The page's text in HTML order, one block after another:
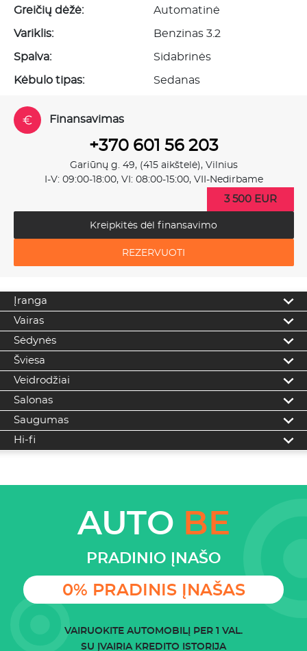
Greičių dėžė: Automatinė
Variklis: Benzinas 3.2
Spalva: Sidabrinės
Kėbulo tipas: Sedanas
Finansavimas
+370 601 56 203
Gariūnų g. 49, (415 aikštelė), Vilnius
I-V: 09:00-18:00, VI: 08:00-15:00, VII-Nedirbame
3 500 EUR
Kreipkitės dėl finansavimo
REZERVUOTI
Įranga
Vairas
Sėdynės
Šviesa
Veidrodžiai
Salonas
Saugumas
Hi-fi
AUTO BE
PRADINIO ĮNAŠO
0% PRADINIS ĮNAŠAS
VAIRUOKITE AUTOMOBILĮ PER 1 VAL.
SU ĮVAIRIA KREDITO ISTORIJA